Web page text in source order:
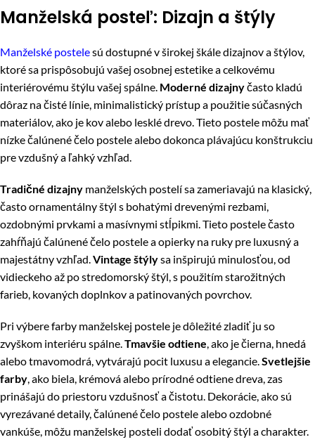
Manželská posteľ: Dizajn a štýly
Manželské postelesú dostupné v širokej škále dizajnov a štýlov,
ktoré sa prispôsobujú vašej osobnej estetike a celkovému
interiérovému štýlu vašej spálne. Moderné dizajnyčasto kladú
dôraz na čisté línie, minimalistický prístup a použitie súčasných
materiálov, ako je kov alebo lesklé drevo. Tieto postele môžu mať
nízke čalúnené čelo postele alebo dokonca plávajúcu konštrukciu
pre vzdušný a ľahký vzhľad.
Tradičné dizajny manželských postelí sa zameriavajú na klasický,
často ornamentálny štýl s bohatými drevenými rezbami,
ozdobnými prvkami a masívnymi stĺpikmi. Tieto postele často
zahŕňajú čalúnené čelo postele a opierky na ruky pre luxusný a
majestátny vzhľad. Vintage štýlysa inšpirujú minulosťou, od
vidieckeho až po stredomorský štýl, s použitím starožitných
farieb, kovaných doplnkov a patinovaných povrchov.
Pri výbere farby manželskej postele je dôležité zladiť ju so
zvyškom interiéru spálne. Tmavšie odtiene , ako je čierna, hnedá
alebo tmavomodrá, vytvárajú pocit luxusu a elegancie. Svetlejšie
farby , ako biela, krémová alebo prírodné odtiene dreva, zas
prinášajú do priestoru vzdušnosť a čistotu. Dekorácie, ako sú
vyrezávané detaily, čalúnené čelo postele alebo ozdobné
vankúše, môžu manželskej posteli dodať osobitý štýl a charakter.